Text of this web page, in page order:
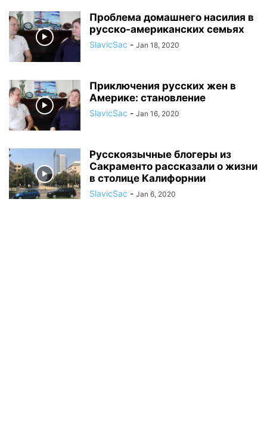
Проблема домашнего насилия в
русско-американских семьях
SlavicSac - Jan 18, 2020
Приключения русских жен в
Америке: становление
SlavicSac - Jan 16, 2020
Русскоязычные блогеры из
Сакраменто рассказали о жизни
в столице Калифорнии
SlavicSac - Jan 6, 2020